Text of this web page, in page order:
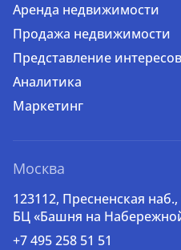
Аренда недвижимости
Продажа недвижимости
Представление
Аналитика
Маркетинг
Москва
123112, Пресненская наб.,
БЦ «Башня на
+7 495 258 51 51